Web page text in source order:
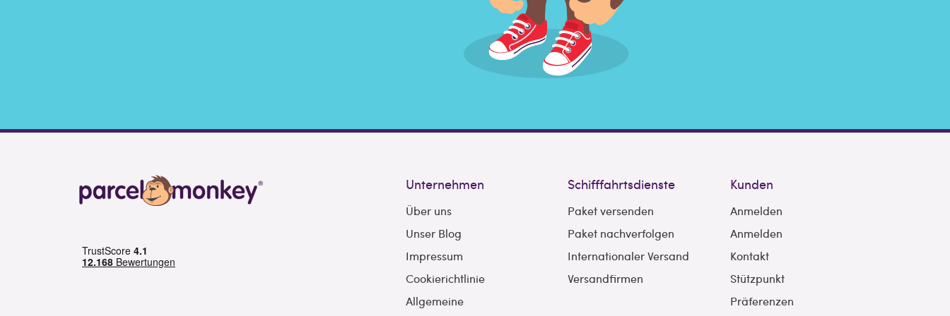
Unternehmen
Über uns
Unser Blog
Impressum
Cookierichtlinie
Allgemeine
Schifffahrtsdienste
Paket versenden
Paket nachverfolgen
Internationaler Versand
Versandfirmen
Kunden
Anmelden
Anmelden
Kontakt
Stützpunkt
Präferenzen